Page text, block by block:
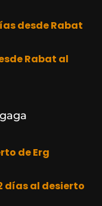
desde Rabat
Rabat al
de Erg
días al desierto